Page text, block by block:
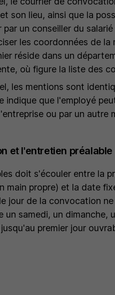
son lieu, ainsi que la
un conseiller du
les coordonnées de la
réside dans un
où figure la liste des
les mentions sont
indique que l'employé
ou par un autre
et l'entretien préalable
doit s'écouler entre la
main propre) et la date
jour de la convocation
samedi, un dimanche,
premier jour